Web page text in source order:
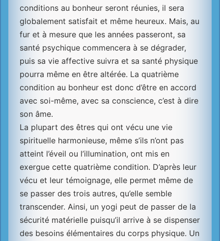
conditions au bonheur seront réunies, il sera
globalement satisfait et même heureux. Mais, au
fur et à mesure que les années passeront, sa
santé psychique commencera à se dégrader,
puis sa vie affective suivra et sa santé physique
pourra même en être altérée. La quatrième
condition au bonheur est donc d’être en accord
avec soi-même, avec sa conscience, c’est à dire
son âme.
La plupart des êtres qui ont vécu une vie
spirituelle harmonieuse, même s’ils n’ont pas
atteint l’éveil ou l’illumination, ont mis en
exergue cette quatrième condition. D’après leur
vécu et leur témoignage, elle permet même de
se passer des trois autres, qu’elle semble
transcender. Ainsi, un yogi peut de passer de la
sécurité matérielle puisqu’il arrive à se dispenser
des besoins élémentaires du corps physique. Un